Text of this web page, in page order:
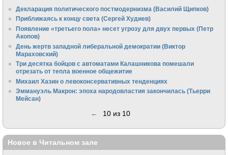
Декларация политического постмодернизма (Василий Щипков)
Приближаясь к концу света (Сергей Худиев)
Появление «третьего пола» несет угрозу для двух первых (Петр
Акопов)
День жертв западной либеральной демократии (Виктор
Мараховский)
Три десятка бойцов с автоматами Калашникова помешали
отрезать от тепла военное общежитие
Михаил Хазин о левоконсервативных тенденциях
Эммануэль Макрон: эпоха народовластия закончилась (Тьерри
Мейсан)
← 10 из 10
Новое в Читальном зале